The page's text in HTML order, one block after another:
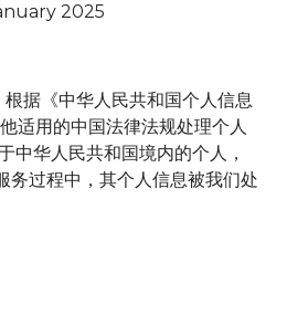
2025
据《中华人民共和国个人信息
适用的中国法律法规处理个人
中华人民共和国境内的个人，
务过程中，其个人信息被我们处